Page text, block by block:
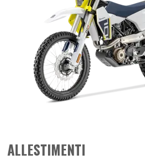
ALLESTIMENTI